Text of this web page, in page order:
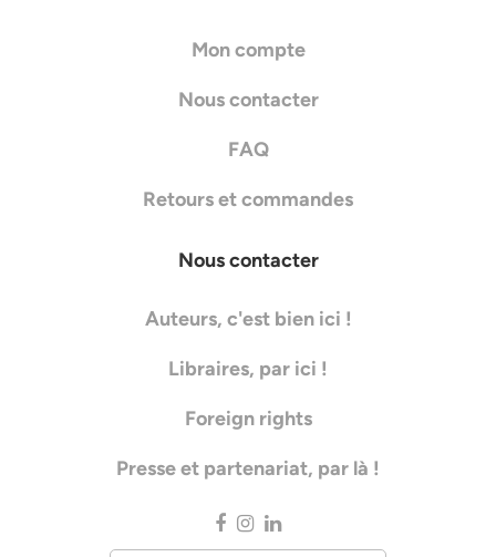
Mon compte
Nous contacter
FAQ
Retours et commandes
Nous contacter
Auteurs, c'est bien ici !
Libraires, par ici !
Foreign rights
Presse et partenariat, par là !